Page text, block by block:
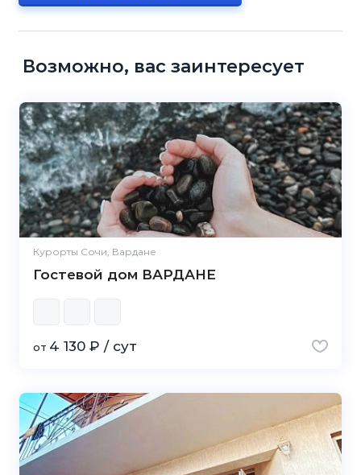
Возможно, вас заинтересует
Курорты Сочи, Вардане
Гостевой дом ВАРДАНЕ
от 4 130 ₽ / сут